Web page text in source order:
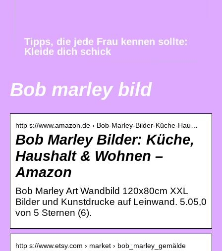
Tipps, die jede Frau kennen sollte:
Kleide dich schick
Bob marley bild
http s://www.amazon.de › Bob-Marley-Bilder-Küche-Hau…
Bob Marley Bilder: Küche,
Haushalt & Wohnen –
Amazon
Bob Marley Art Wandbild 120x80cm XXL
Bilder und Kunstdrucke auf Leinwand. 5.05,0
von 5 Sternen (6).
http s://www.etsy.com › market › bob_marley_gemälde